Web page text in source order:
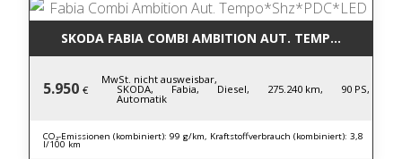
SKODA FABIA COMBI AMBITION AUT.
5.950 €
MwSt. nicht ausweisbar,
SKODA, Fabia, Diesel, 275.240 km, 90 PS,
Automatik
CO₂-Emissionen (kombiniert): 99 g/km, Kraftstoffverbrauch (kombiniert): 3,8
l/100 km